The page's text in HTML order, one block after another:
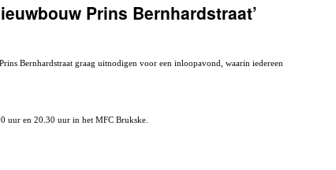
Prins Bernhardstraat’
Bernhardstraat graag uitnodigen voor een inloopavond, waarin iedereen
uur en 20.30 uur in het MFC Brukske.